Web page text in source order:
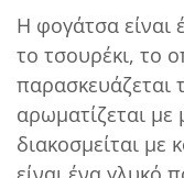
Η φογάτσα είναι
το τσουρέκι, το
παρασκευάζεται
αρωματίζεται με
διακοσμείται με